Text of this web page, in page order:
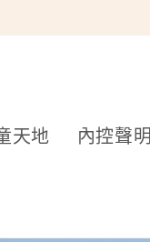
天地 內控聲明